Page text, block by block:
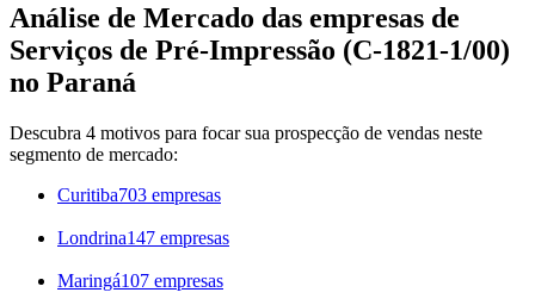
Análise de Mercado das empresas de
Serviços de Pré-Impressão (C-1821-1/00)
no Paraná
Descubra 4 motivos para focar sua prospecção de vendas neste
segmento de mercado:
Curitiba703 empresas
Londrina147 empresas
Maringá107 empresas